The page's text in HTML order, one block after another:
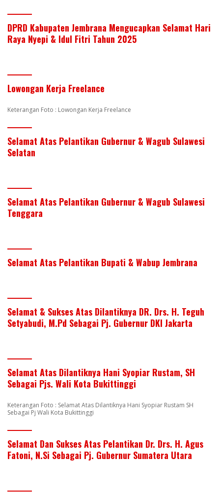
DPRD Kabupaten Jembrana Mengucapkan Selamat Hari
Raya Nyepi & Idul Fitri Tahun 2025
Lowongan Kerja Freelance
Keterangan Foto : Lowongan Kerja Freelance
Selamat Atas Pelantikan Gubernur & Wagub Sulawesi
Selatan
Selamat Atas Pelantikan Gubernur & Wagub Sulawesi
Tenggara
Selamat Atas Pelantikan Bupati & Wabup Jembrana
Selamat & Sukses Atas Dilantiknya DR. Drs. H. Teguh
Setyabudi, M.Pd Sebagai Pj. Gubernur DKI Jakarta
Selamat Atas Dilantiknya Hani Syopiar Rustam, SH
Sebagai Pjs. Wali Kota Bukittinggi
Keterangan Foto : Selamat Atas Dilantiknya Hani Syopiar Rustam SH
Sebagai Pj Wali Kota Bukittinggi
Selamat Dan Sukses Atas Pelantikan Dr. Drs. H. Agus
Fatoni, N.Si Sebagai Pj. Gubernur Sumatera Utara